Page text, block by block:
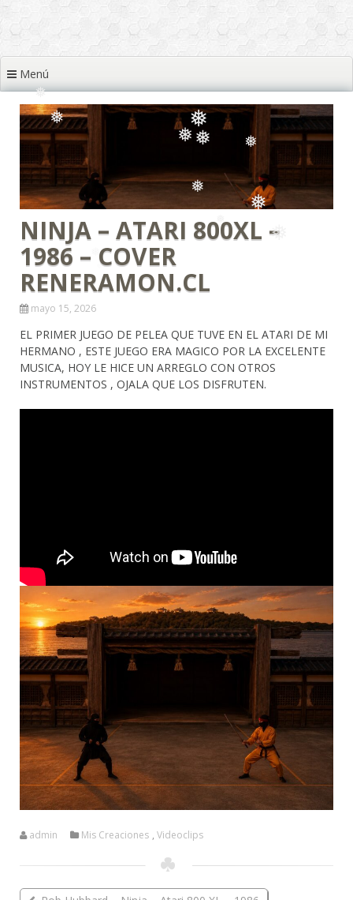
❅
❅
❅
❅
❅
❅
❅
❅
❅
Menú
NINJA – ATARI 800XL –
1986 – COVER
RENERAMON.CL
mayo 15, 2026
EL PRIMER JUEGO DE PELEA QUE TUVE EN EL ATARI DE MI
HERMANO , ESTE JUEGO ERA MAGICO POR LA EXCELENTE
MUSICA, HOY LE HICE UN ARREGLO CON OTROS
INSTRUMENTOS , OJALA QUE LOS DISFRUTEN.
admin Mis Creaciones , Videoclips